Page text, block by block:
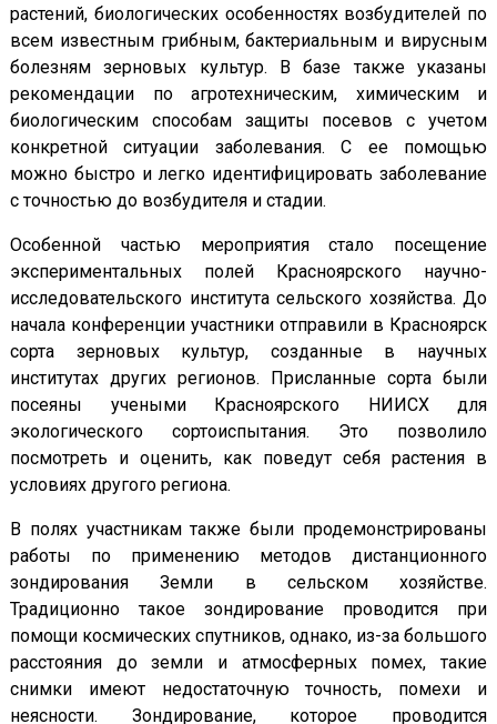
растений, биологических особенностях возбудителей по
всем известным грибным, бактериальным и вирусным
болезням зерновых культур. В базе также указаны
рекомендации по агротехническим, химическим и
биологическим способам защиты посевов с учетом
конкретной ситуации заболевания. С ее помощью
можно быстро и легко идентифицировать заболевание
с точностью до возбудителя и стадии.
Особенной частью мероприятия стало посещение
экспериментальных полей Красноярского научно-
исследовательского института сельского хозяйства. До
начала конференции участники отправили в Красноярск
сорта зерновых культур, созданные в научных
институтах других регионов. Присланные сорта были
посеяны учеными Красноярского НИИСХ для
экологического сортоиспытания. Это позволило
посмотреть и оценить, как поведут себя растения в
условиях другого региона.
В полях участникам также были продемонстрированы
работы по применению методов дистанционного
зондирования Земли в сельском хозяйстве.
Традиционно такое зондирование проводится при
помощи космических спутников, однако, из-за большого
расстояния до земли и атмосферных помех, такие
снимки имеют недостаточную точность, помехи и
неясности. Зондирование, которое проводится